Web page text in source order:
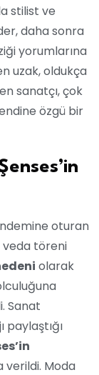
stilist ve
daha sonra
yorumlarına
uzak, oldukça
sanatçı, çok
özgü bir
oturan
veda töreni
olarak
Sanat
paylaştığı
verildi. Moda